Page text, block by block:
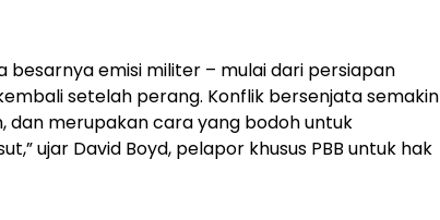
emisi militer – mulai dari persiapan
setelah perang. Konflik bersenjata semakin
dan merupakan cara yang bodoh untuk
ujar David Boyd, pelapor khusus PBB untuk hak